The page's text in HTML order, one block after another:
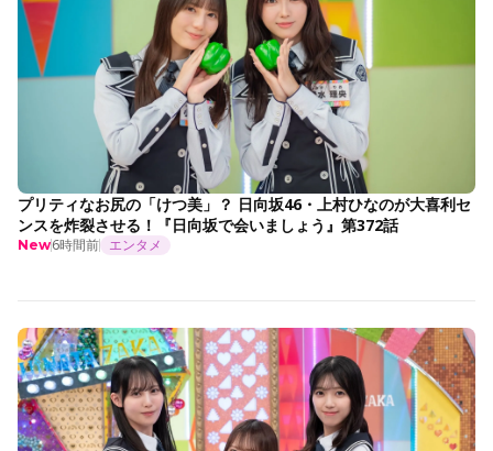
プリティなお尻の「けつ美」？ 日向坂46・上村ひなのが大喜利セ
ンスを炸裂させる！『日向坂で会いましょう』第372話
New6時間前 エンタメ